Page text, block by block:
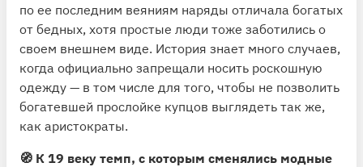
по ее последним веяниям наряды отличала богатых
от бедных, хотя простые люди тоже заботились о
своем внешнем виде. История знает много случаев,
когда официально запрещали носить роскошную
одежду — в том числе для того, чтобы не позволить
богатевшей прослойке купцов выглядеть так же,
как аристократы.
🧭 К 19 веку темп, с которым сменялись модные